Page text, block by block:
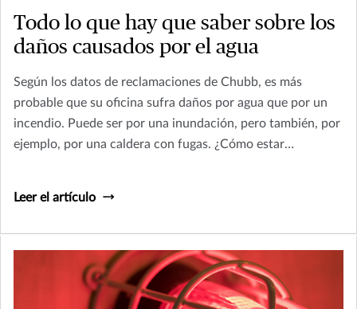
Todo lo que hay que saber sobre los
daños causados por el agua
Según los datos de reclamaciones de Chubb, es más
probable que su oficina sufra daños por agua que por un
incendio. Puede ser por una inundación, pero también, por
ejemplo, por una caldera con fugas. ¿Cómo estar
Leer el artículo